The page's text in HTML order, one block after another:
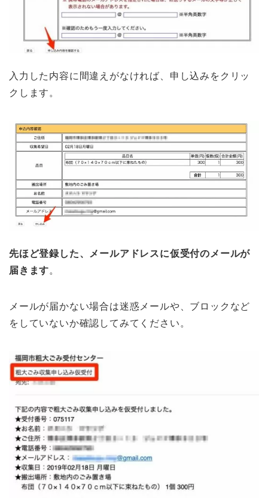
入力した内容に間違えがなければ、申し込みをクリッ
クします。
先ほど登録した、メールアドレスに仮受付のメールが
届きます。
メールが届かない場合は迷惑メールや、ブロックなど
をしていないか確認してみてください。